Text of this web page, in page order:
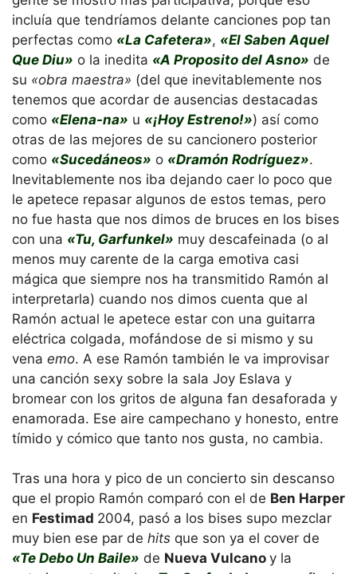
incluía que tendríamos delante canciones pop tan
perfectas como «La Cafetera», «El Saben Aquel
Que Diu» o la inedita «A Proposito del Asno» de
su «obra maestra» (del que inevitablemente nos
tenemos que acordar de ausencias destacadas
como «Elena-na» u «¡Hoy Estreno!») así como
otras de las mejores de su cancionero posterior
como «Sucedáneos» o «Dramón Rodríguez».
Inevitablemente nos iba dejando caer lo poco que
le apetece repasar algunos de estos temas, pero
no fue hasta que nos dimos de bruces en los bises
con una «Tu, Garfunkel» muy descafeinada (o al
menos muy carente de la carga emotiva casi
mágica que siempre nos ha transmitido Ramón al
interpretarla) cuando nos dimos cuenta que al
Ramón actual le apetece estar con una guitarra
eléctrica colgada, mofándose de si mismo y su
vena emo. A ese Ramón también le va improvisar
una canción sexy sobre la sala Joy Eslava y
bromear con los gritos de alguna fan desaforada y
enamorada. Ese aire campechano y honesto, entre
tímido y cómico que tanto nos gusta, no cambia.
Tras una hora y pico de un concierto sin descanso
que el propio Ramón comparó con el de Ben Harper
en Festimad 2004, pasó a los bises supo mezclar
muy bien ese par de hits que son ya el cover de
«Te Debo Un Baile» de Nueva Vulcano y la